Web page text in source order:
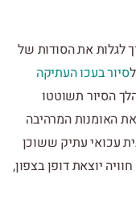
לגלות את הסודות של
סיור בעכו העתיקה
הסיור תשוטטו
האומנות המרהיבה
עכואי עתיק ששוכן
יוצאת דופן בצפון,